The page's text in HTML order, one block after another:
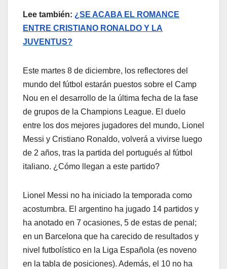
Lee también: ¿SE ACABA EL ROMANCE
ENTRE CRISTIANO RONALDO Y LA
JUVENTUS?
Este martes 8 de diciembre, los reflectores del
mundo del fútbol estarán puestos sobre el Camp
Nou en el desarrollo de la última fecha de la fase
de grupos de la Champions League. El duelo
entre los dos mejores jugadores del mundo, Lionel
Messi y Cristiano Ronaldo, volverá a vivirse luego
de 2 años, tras la partida del portugués al fútbol
italiano. ¿Cómo llegan a este partido?
Lionel Messi no ha iniciado la temporada como
acostumbra. El argentino ha jugado 14 partidos y
ha anotado en 7 ocasiones, 5 de estas de penal;
en un Barcelona que ha carecido de resultados y
nivel futbolístico en la Liga Española (es noveno
en la tabla de posiciones). Además, el 10 no ha